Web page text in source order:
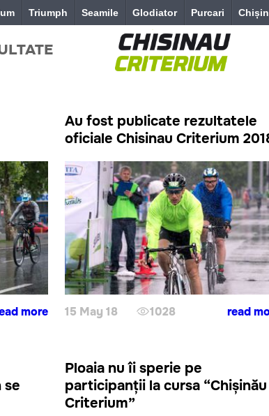
Triumph Seamile Glodiator Purcari
more
Au fost publicate rezultatele
oficiale Chisinau Criterium
15 May 18 1028 read
se
Ploaia nu îi sperie pe
participanții la cursa “Chișinău
Criterium”